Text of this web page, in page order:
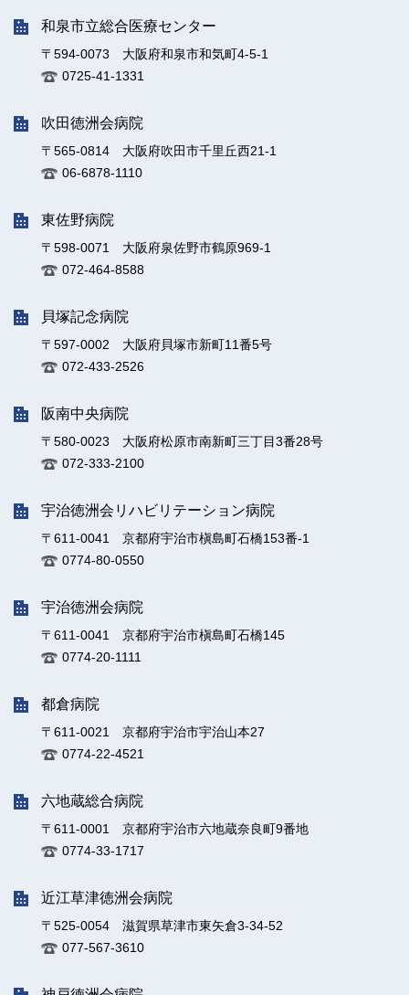
和泉市立総合医療センター
〒594-0073 大阪府和泉市和気町4-5-1
0725-41-1331
吹田徳洲会病院
〒565-0814 大阪府吹田市千里丘西21-1
06-6878-1110
東佐野病院
〒598-0071 大阪府泉佐野市鶴原969-1
072-464-8588
貝塚記念病院
〒597-0002 大阪府貝塚市新町11番5号
072-433-2526
阪南中央病院
〒580-0023 大阪府松原市南新町三丁目3番28号
072-333-2100
宇治徳洲会リハビリテーション病院
〒611-0041 京都府宇治市槇島町石橋153番-1
0774-80-0550
宇治徳洲会病院
〒611-0041 京都府宇治市槇島町石橋145
0774-20-1111
都倉病院
〒611-0021 京都府宇治市宇治山本27
0774-22-4521
六地蔵総合病院
〒611-0001 京都府宇治市六地蔵奈良町9番地
0774-33-1717
近江草津徳洲会病院
〒525-0054 滋賀県草津市東矢倉3-34-52
077-567-3610